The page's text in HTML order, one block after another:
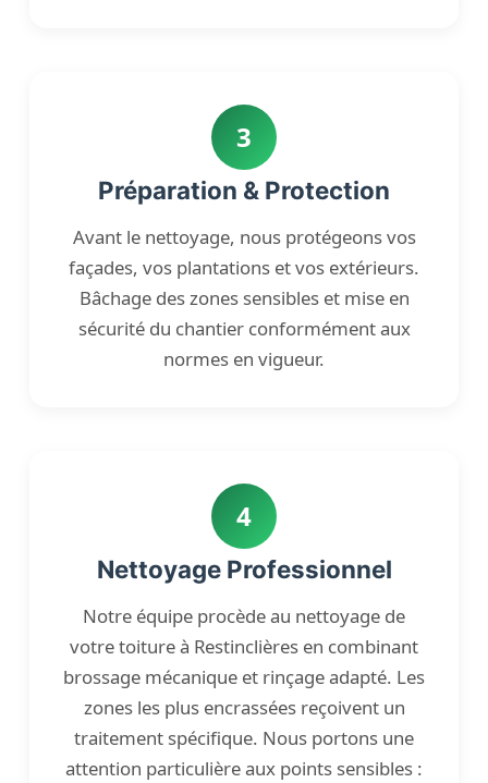
3
Préparation & Protection
Avant le nettoyage, nous protégeons vos
façades, vos plantations et vos extérieurs.
Bâchage des zones sensibles et mise en
sécurité du chantier conformément aux
normes en vigueur.
4
Nettoyage Professionnel
Notre équipe procède au nettoyage de
votre toiture à Restinclières en combinant
brossage mécanique et rinçage adapté. Les
zones les plus encrassées reçoivent un
traitement spécifique. Nous portons une
attention particulière aux points sensibles :